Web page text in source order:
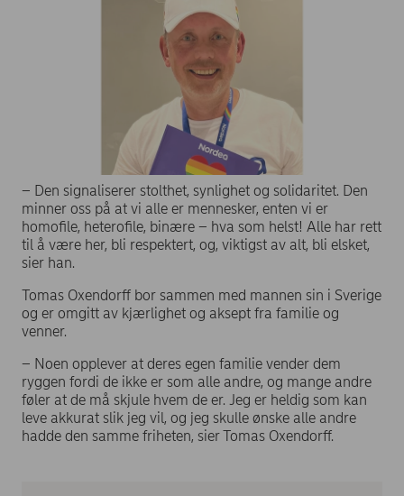
– Den signaliserer stolthet, synlighet og solidaritet. Den
minner oss på at vi alle er mennesker, enten vi er
homofile, heterofile, binære – hva som helst! Alle har rett
til å være her, bli respektert, og, viktigst av alt, bli elsket,
sier han.
Tomas Oxendorff bor sammen med mannen sin i Sverige
og er omgitt av kjærlighet og aksept fra familie og
venner.
– Noen opplever at deres egen familie vender dem
ryggen fordi de ikke er som alle andre, og mange andre
føler at de må skjule hvem de er. Jeg er heldig som kan
leve akkurat slik jeg vil, og jeg skulle ønske alle andre
hadde den samme friheten, sier Tomas Oxendorff.